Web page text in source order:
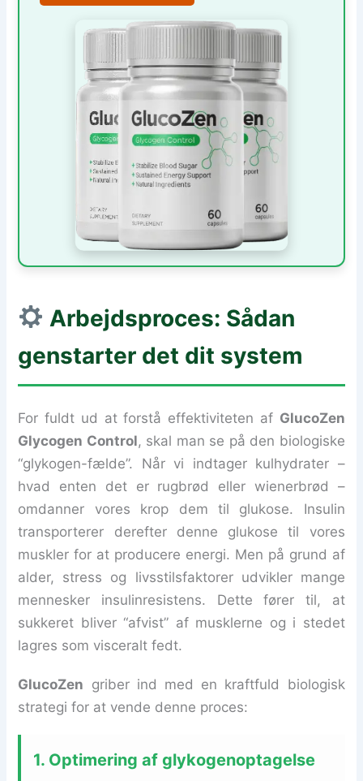
Arbejdsproces: Sådan
genstarter det dit system
For fuldt ud at forstå effektiviteten af GlucoZen
Glycogen Control, skal man se på den biologiske
“glykogen-fælde”. Når vi indtager kulhydrater –
hvad enten det er rugbrød eller wienerbrød –
omdanner vores krop dem til glukose. Insulin
transporterer derefter denne glukose til vores
muskler for at producere energi. Men på grund af
alder, stress og livsstilsfaktorer udvikler mange
mennesker insulinresistens. Dette fører til, at
sukkeret bliver “afvist” af musklerne og i stedet
lagres som visceralt fedt.
GlucoZen griber ind med en kraftfuld biologisk
strategi for at vende denne proces:
1. Optimering af glykogenoptagelse